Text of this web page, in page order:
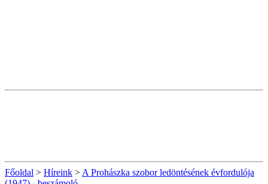
Főoldal > Híreink > A Prohászka szobor ledöntésének évfordulója